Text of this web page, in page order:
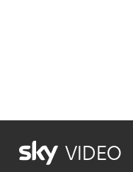
VIDEO